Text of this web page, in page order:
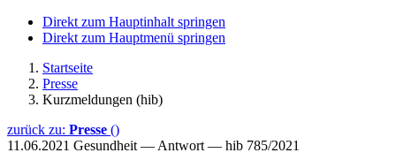
Direkt zum Hauptinhalt springen
Direkt zum Hauptmenü springen
Startseite
Presse
Kurzmeldungen (hib)
zurück zu: Presse ()
11.06.2021 Gesundheit — Antwort — hib 785/2021